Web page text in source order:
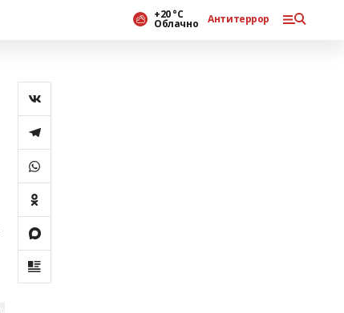
+20 °С
Облачно Антитеррор